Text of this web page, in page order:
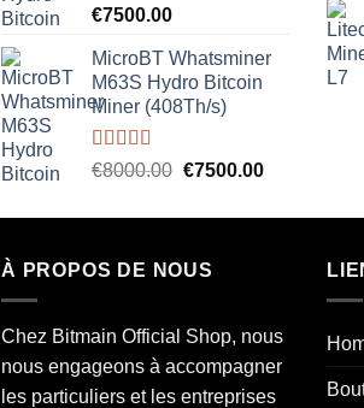
Rated5.00
€7500.00
MicroBT Whatsminer
M63S Hydro Bitcoin
Miner (408Th/s)
Rated5.00
€8000.00 Original
was:
€7500.00Current
is:
À PROPOS DE NOUS
Chez Bitmain Official Shop, nous
nous engageons à accompagner
les particuliers et les entreprises